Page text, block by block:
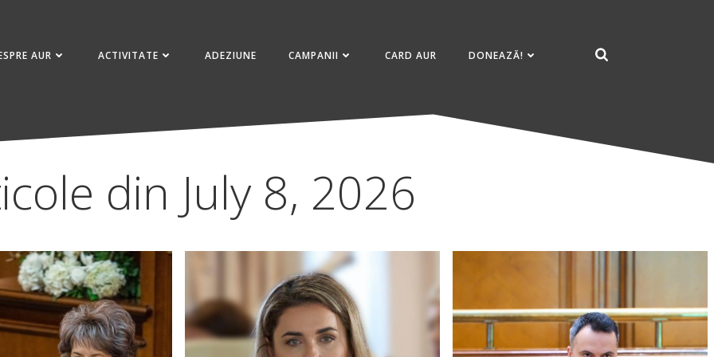
AUR ACTIVITATE ADEZIUNE CAMPANII CARD AUR DONEAZĂ!
din July 8, 2026